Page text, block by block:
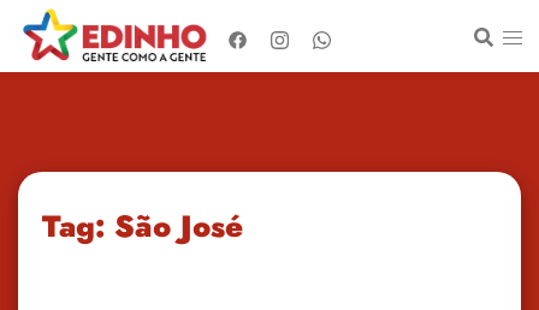
para
o
Tag: São José